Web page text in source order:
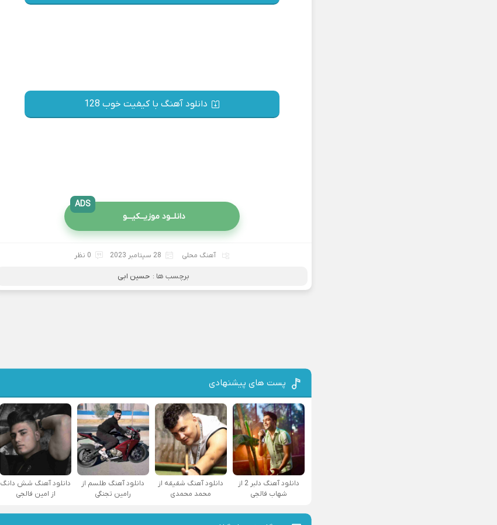
دانلود آهنگ با کیفیت خوب 128
دانلــود موزیــکیـــو
ADS
آهنگ محلی 28 سپتامبر 2023 0 نظر
برچسب ها : حسین ابی
پست های پیشنهادی
دانلود آهنگ دلبر 2 از
شهاب فالجی
دانلود آهنگ شقیقه از
محمد محمدی
دانلود آهنگ طلسم از
رامین تجنگی
دانلود آهنگ شش دانگ
از امین فالجی